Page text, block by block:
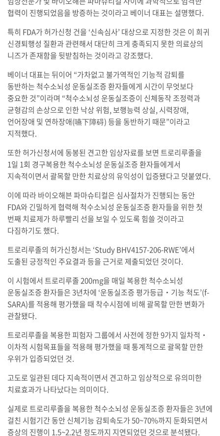
협력이 진행되었음을 방증하는 것이라고 베이너 대표는 설명했다.
특히 FDA가 허가신청 건을 ‘신속심사’ 대상으로 지정한 것은 이 희귀
신경퇴행성 질환과 관련해서 대단히 크게 충족되지 못한 의료상의
니즈가 존재함을 뒷받침하는 것이라고 강조했다.
베이너 대표는 뒤이어 “가차없고 불가역적인 기능적 감퇴를
동반하는 척수소뇌성 운동실조증 환자들에게 시간이 무엇보다
중요한 것”이라며 “척수소뇌성 운동실조증이 신체동작 조정력과
균형감의 손상으로 인한 낙상 위험, 보행능력 상실, 시력장애,
언어장애 및 연하장애(嚥下障碍) 등을 동반하기 때문”이라고
지적했다.
또한 허가신청서에 동봉된 견고한 임상자료를 보면 트로리루졸을
1일 1회 경구복용한 척수소뇌성 운동실조증 환자들에게서
지속적이면서 괄목할 만한 치료상의 유익성이 입증됐다고 덧붙였다.
이에 따라 바이오해븐 파마슈티컬은 심사절차가 진행되는 동안
FDA와 긴밀하게 협력해 척수소뇌성 운동실조증 환자들을 위한 첫
번째 치료제가 하루빨리 선을 보일 수 있도록 힘쓸 것이라고
다짐하기도 했다.
트로리루졸의 허가신청서는 ‘Study BHV4157-206-RWE’에서
도출된 긍정적인 주요결과 등을 근거로 제출되었던 것이다.
이 시험에서 트로리루졸 200mg을 매일 복용한 척수소뇌성
운동실조증 환자들은 3년차에 ‘운동실조증 평가등급‧기능 척도’(f-
SARA)를 적용해 평가했을 때 착수시점에 비해 괄목할 만한 변화가
관찰됐다.
트로리루졸을 복용한 피험자 그룹에서 사전에 정한 9가지 일차적‧
이차적 시험목표들을 적용해 평가했을 때 통계적으로 괄목할 만한
우위가 입증되었던 것.
고도로 일관된 데다 지속적이면서 견고하고 임상적으로 유의미한
치료효과가 나타났다는 의미이다.
실제로 트로리루졸을 복용한 척수소뇌성 운동실조증 환자들은 3년에
걸친 시험기간 동안 신체기능 감퇴속도가 50~70%까지 둔화되면서
증상의 진행이 1.5~2.2년 정도까지 지연되었던 것으로 분석됐다.